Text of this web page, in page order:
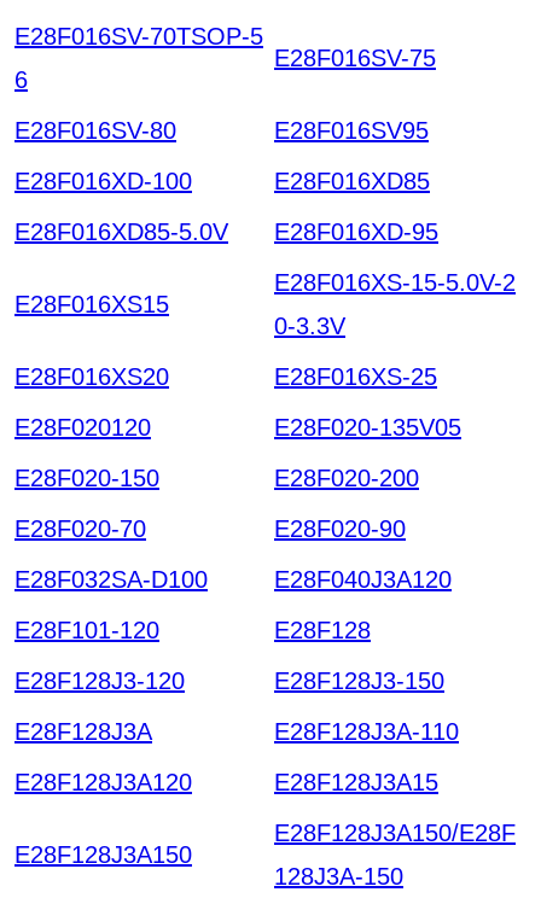
E28F016SV-70TSOP-5
6
E28F016SV-75
E28F016SV-80
E28F016SV95
E28F016XD-100
E28F016XD85
E28F016XD85-5.0V
E28F016XD-95
E28F016XS15
E28F016XS-15-5.0V-2
0-3.3V
E28F016XS20
E28F016XS-25
E28F020120
E28F020-135V05
E28F020-150
E28F020-200
E28F020-70
E28F020-90
E28F032SA-D100
E28F040J3A120
E28F101-120
E28F128
E28F128J3-120
E28F128J3-150
E28F128J3A
E28F128J3A-110
E28F128J3A120
E28F128J3A15
E28F128J3A150
E28F128J3A150/E28F
128J3A-150